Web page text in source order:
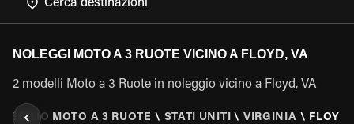
NOLEGGI MOTO A 3 RUOTE VICINO A FLOYD, VA
2 modelli Moto a 3 Ruote in noleggio vicino a Floyd, VA
MOTO A 3 RUOTE \ STATI UNITI \ VIRGINIA \ FLOYD,